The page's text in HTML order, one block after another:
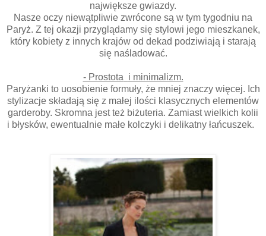
największe gwiazdy.
Nasze oczy niewątpliwie zwrócone są w tym tygodniu na
Paryż. Z tej okazji przyglądamy się stylowi jego mieszkanek,
który kobiety z innych krajów od dekad podziwiają i starają
się naśladować.
- Prostota i minimalizm.
Paryżanki to uosobienie formuły, że mniej znaczy więcej. Ich
stylizacje składają się z małej ilości klasycznych elementów
garderoby. Skromna jest też biżuteria. Zamiast wielkich kolii
i błysków, ewentualnie małe kolczyki i delikatny łańcuszek.